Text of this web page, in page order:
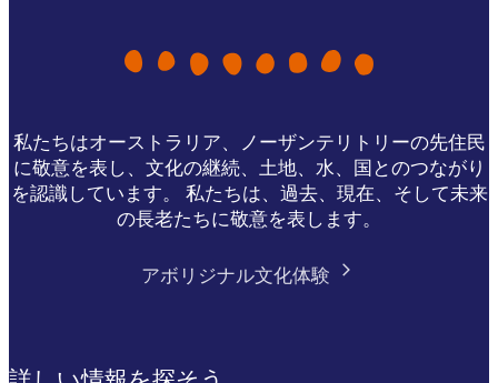
私たちはオーストラリア、ノーザンテリトリーの先住民
に敬意を表し、文化の継続、土地、水、国とのつながり
を認識しています。 私たちは、過去、現在、そして未来
の長老たちに敬意を表します。
アボリジナル文化体験